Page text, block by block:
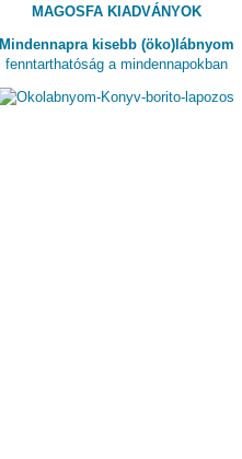
MAGOSFA KIADVÁNYOK
Mindennapra kisebb (öko)lábnyom
fenntarthatóság a mindennapokban